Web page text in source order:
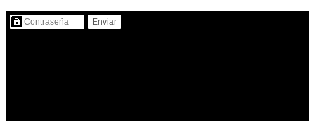
Contenido protegido…